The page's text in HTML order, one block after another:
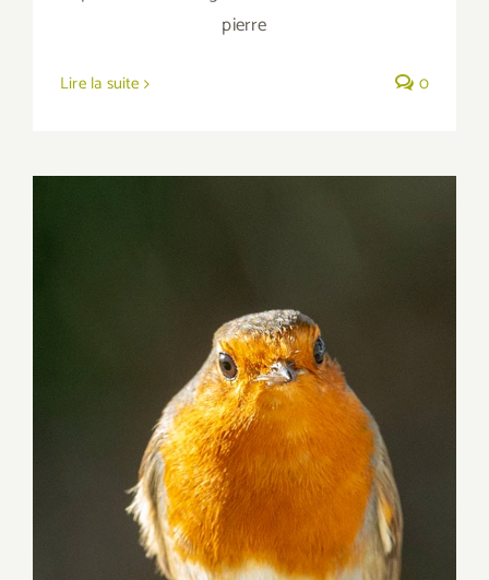
pierre
Lire la suite 0
Rouge Gorge, messager du Printemps